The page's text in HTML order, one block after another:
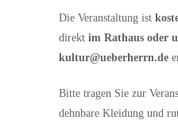
Die Veranstaltung ist
direkt im Rathaus oder
kultur@ueberherrn.de
Bitte tragen Sie zur
dehnbare Kleidung und